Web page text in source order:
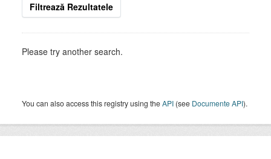
Filtrează Rezultatele
Please try another search.
You can also access this registry using theAPI (see Documente API).